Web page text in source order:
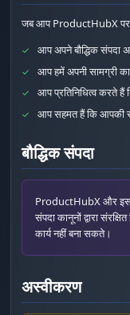
जब आप ProductHubX पर
✓ आप अपने बौद्धिक संपदा
✓ आप हमें अपनी सामग्री
✓ आप प्रतिनिधित्व करते
✓ आप सहमत हैं कि आपकी
बौद्धिक संपदा
ProductHubX और
संपदा कानूनों द्वारा
कार्य नहीं बना सकते।
अस्वीकरण